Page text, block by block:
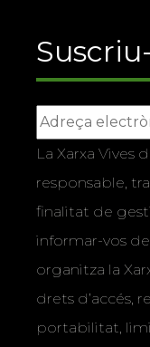
La Xarxa Vives
responsable,
finalitat de
informar-vos
organitza la
drets d’accés,
portabilitat,